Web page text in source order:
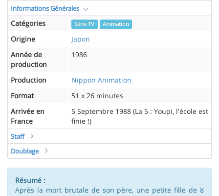
Informations Générales
Catégories Série TV Animation
Origine
Japon
Année de
production
1986
Production
Nippon Animation
Format
51 x 26 minutes
Arrivée en
France
5 Septembre 1988 (La 5 : Youpi, l'école est
finie !)
Staff
Doublage
Résumé :
Après la mort brutale de son père, une petite fille de 8